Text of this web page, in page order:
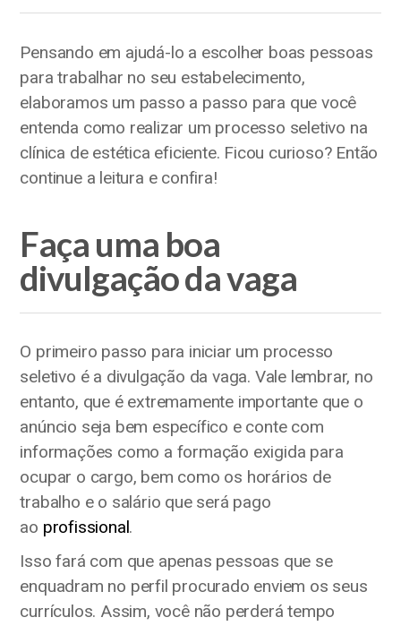
Pensando em ajudá-lo a escolher boas pessoas
para trabalhar no seu estabelecimento,
elaboramos um passo a passo para que você
entenda como realizar um processo seletivo na
clínica de estética eficiente. Ficou curioso? Então
continue a leitura e confira!
Faça uma boa
divulgação da vaga
O primeiro passo para iniciar um processo
seletivo é a divulgação da vaga. Vale lembrar, no
entanto, que é extremamente importante que o
anúncio seja bem específico e conte com
informações como a formação exigida para
ocupar o cargo, bem como os horários de
trabalho e o salário que será pago
ao profissional.
Isso fará com que apenas pessoas que se
enquadram no perfil procurado enviem os seus
currículos. Assim, você não perderá tempo